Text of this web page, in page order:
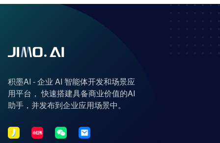
积墨AI - 企业 AI 智能体开发和场景应
用平台， 快速搭建具备商业价值的AI
助手，并发布到企业应用场景中。